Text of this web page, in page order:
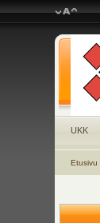
UKK
Etusivu